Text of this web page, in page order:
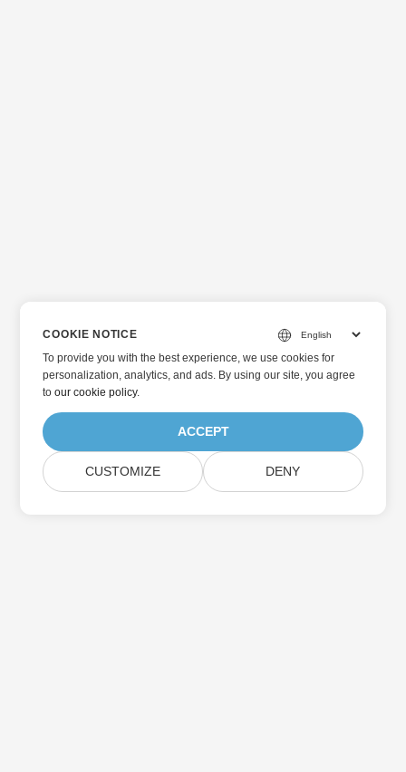
COOKIE NOTICE
To provide you with the best experience, we use cookies for
personalization, analytics, and ads. By using our site, you agree
toour cookie policy.
ACCEPT
CUSTOMIZE DENY